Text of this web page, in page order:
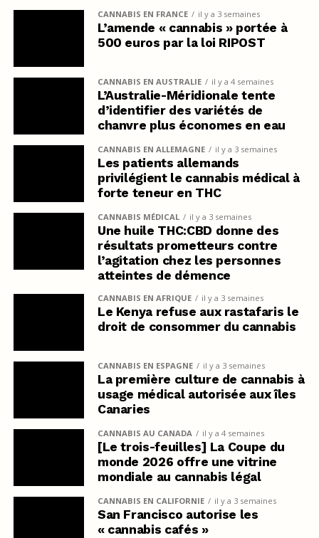
CANNABIS EN FRANCE il y a 3 semaines
L’amende « cannabis » portée à
500 euros par la loi RIPOST
CANNABIS EN AUSTRALIE il y a 4 semaines
L’Australie-Méridionale tente
d’identifier des variétés de
chanvre plus économes en eau
CANNABIS EN ALLEMAGNE il y a 3 semaines
Les patients allemands
privilégient le cannabis médical à
forte teneur en THC
CANNABIS MÉDICAL il y a 3 semaines
Une huile THC:CBD donne des
résultats prometteurs contre
l’agitation chez les personnes
atteintes de démence
CANNABIS EN AFRIQUE il y a 3 semaines
Le Kenya refuse aux rastafaris le
droit de consommer du cannabis
CANNABIS EN ESPAGNE il y a 3 semaines
La première culture de cannabis à
usage médical autorisée aux îles
Canaries
CANNABIS AU CANADA il y a 4 semaines
[Le trois-feuilles] La Coupe du
monde 2026 offre une vitrine
mondiale au cannabis légal
CANNABIS EN CALIFORNIE il y a 3 semaines
San Francisco autorise les
« cannabis cafés »